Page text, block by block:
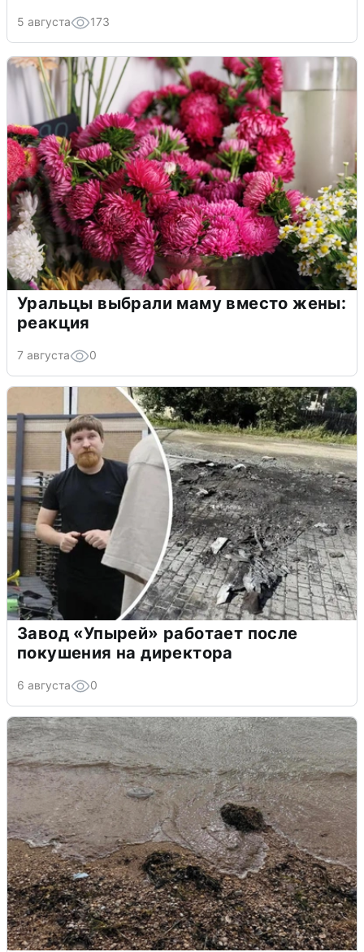
5 августа 173
Уральцы выбрали маму вместо жены:
реакция
7 августа 0
Завод «Упырей» работает после
покушения на директора
6 августа 0